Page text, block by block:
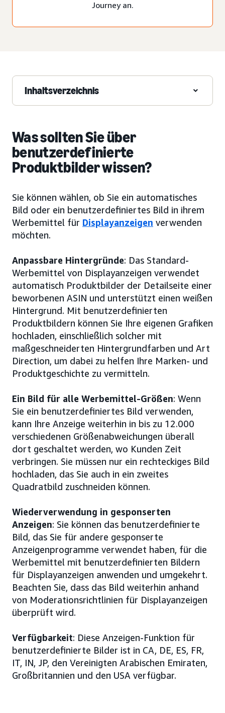
Journey an.
Inhaltsverzeichnis
Was sollten Sie über
benutzerdefinierte
Produktbilder wissen?
Sie können wählen, ob Sie ein automatisches
Bild oder ein benutzerdefiniertes Bild in ihrem
Werbemittel für Displayanzeigen verwenden
möchten.
Anpassbare Hintergründe: Das Standard-
Werbemittel von Displayanzeigen verwendet
automatisch Produktbilder der Detailseite einer
beworbenen ASIN und unterstützt einen weißen
Hintergrund. Mit benutzerdefinierten
Produktbildern können Sie Ihre eigenen Grafiken
hochladen, einschließlich solcher mit
maßgeschneiderten Hintergrundfarben und Art
Direction, um dabei zu helfen Ihre Marken- und
Produktgeschichte zu vermitteln.
Ein Bild für alle Werbemittel-Größen: Wenn
Sie ein benutzerdefiniertes Bild verwenden,
kann Ihre Anzeige weiterhin in bis zu 12.000
verschiedenen Größenabweichungen überall
dort geschaltet werden, wo Kunden Zeit
verbringen. Sie müssen nur ein rechteckiges Bild
hochladen, das Sie auch in ein zweites
Quadratbild zuschneiden können.
Wiederverwendung in gesponserten
Anzeigen: Sie können das benutzerdefinierte
Bild, das Sie für andere gesponserte
Anzeigenprogramme verwendet haben, für die
Werbemittel mit benutzerdefinierten Bildern
für Displayanzeigen anwenden und umgekehrt.
Beachten Sie, dass das Bild weiterhin anhand
von Moderationsrichtlinien für Displayanzeigen
überprüft wird.
Verfügbarkeit: Diese Anzeigen-Funktion für
benutzerdefinierte Bilder ist in CA, DE, ES, FR,
IT, IN, JP, den Vereinigten Arabischen Emiraten,
Großbritannien und den USA verfügbar.